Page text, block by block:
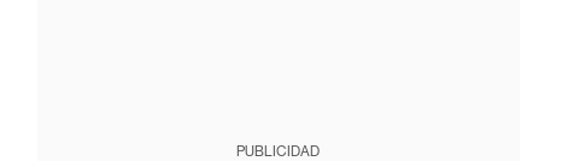
PUBLICIDAD